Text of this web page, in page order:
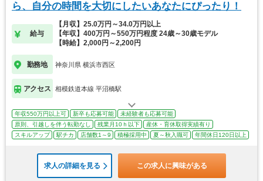
ら、自分の時間を大切にしたいあなたにぴったり！
給与
【月収】25.0万円～34.0万円以上
【年収】400万円～550万円程度 24歳～30歳モデル
【時給】2,000円～2,200円
勤務地 神奈川県 横浜市西区
アクセス 相模鉄道本線 平沼橋駅
年収550万円以上可 新卒も応募可能
未経験者も応募可能
原則、引越しを伴う転勤なし
残業月10ｈ以下
産休・育休取得実績有り
スキルアップ
駅チカ 店舗数1～9 積極採用中 夏～秋入職可 年間休日120日以上
求人の詳細を見る この求人に興味がある